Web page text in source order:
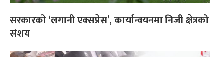
सरकारको ‘लगानी एक्सप्रेस’, कार्यान्वयनमा निजी क्षेत्रको
संशय